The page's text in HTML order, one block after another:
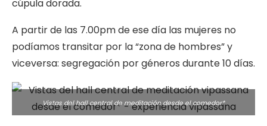
cúpula dorada.
A partir de las 7.00pm de ese día las mujeres no
podíamos transitar por la “zona de hombres” y
viceversa: segregación por géneros durante 10 días.
Vistas del hall central de meditación desde el comedor*